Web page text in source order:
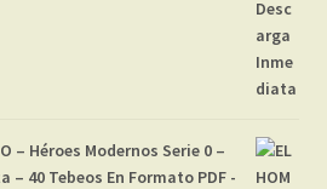
– Héroes Modernos Serie 0 –
– 40 Tebeos En Formato PDF -